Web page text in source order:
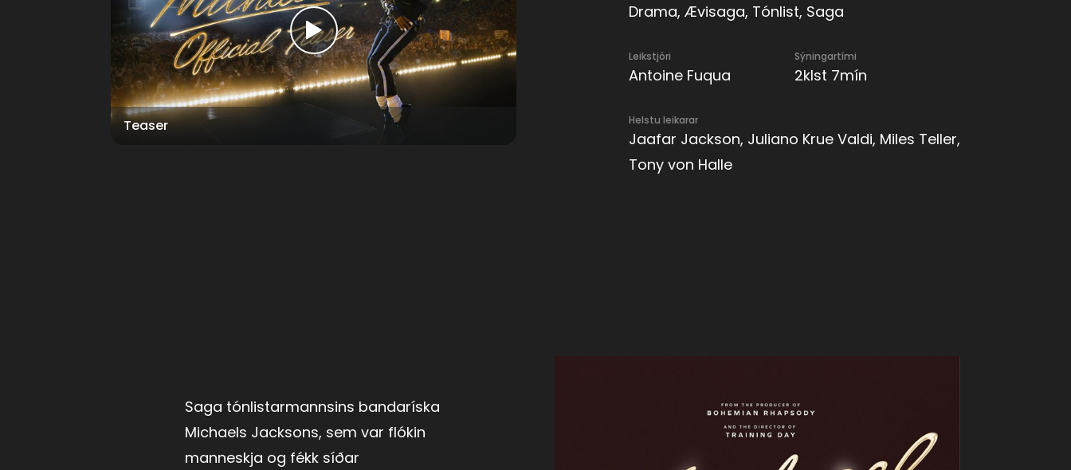
Drama, Ævisaga, Tónlist, Saga
Leikstjóri
Antoine Fuqua
Sýningartími
2klst 7mín
Helstu leikarar
Jaafar Jackson, Juliano Krue Valdi, Miles Teller,
Tony von Halle
Teaser
Saga tónlistarmannsins bandaríska
Michaels Jacksons, sem var flókin
manneskja og fékk síðar